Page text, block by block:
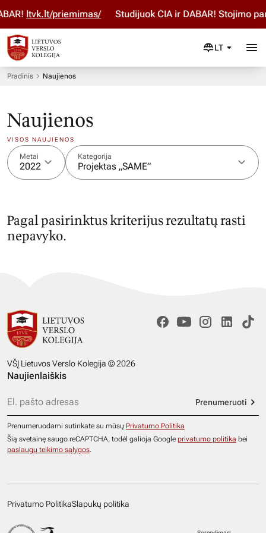
ltvk.lt/priemimas/ Studijuok ČIA ir DABAR! Stojimo
LT
Pradinis Naujienos
Naujienos
VISOS NAUJIENOS
Metai
2022
Kategorija
Projektas „SAME”
Pagal pasirinktus kriterijus rezultatų rasti
nepavyko.
VŠĮ Lietuvos Verslo Kolegija © 2026
Naujienlaiškis
Prenumeruoti
Prenumeruodami sutinkate su mūsų Privatumo Politika
Šią svetainę saugo reCAPTCHA, todėl galioja Google privatumo politika bei
paslaugų teikimo sąlygos.
Privatumo PolitikaSlapukų politika